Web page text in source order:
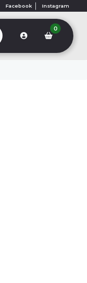
Facebook Instagram
0